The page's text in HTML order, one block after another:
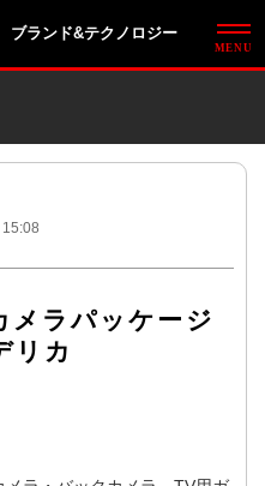
ブランド&テクノロジー
メラパッケージ
リカ